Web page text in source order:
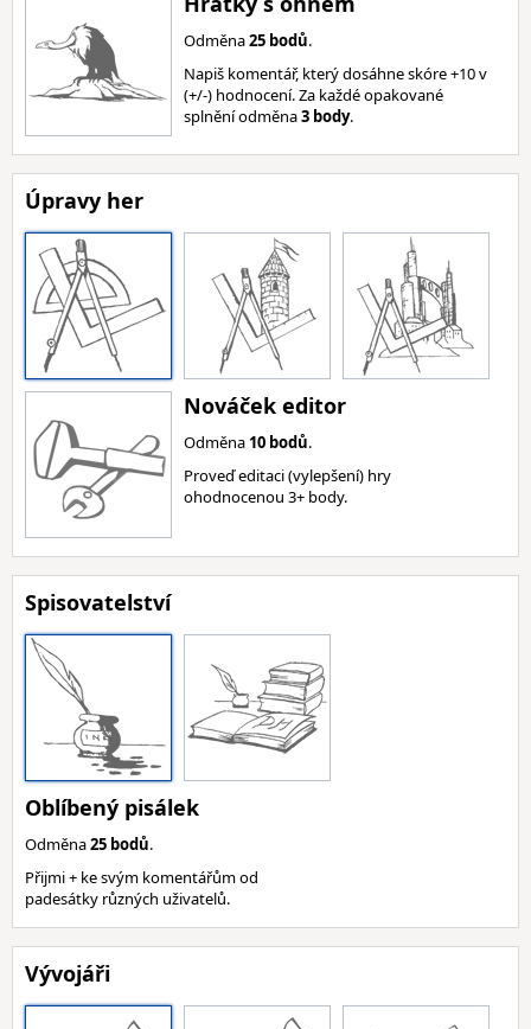
Odměna25 bodů.
Napiš komentář, který dosáhne skóre +10 v
(+/-) hodnocení. Za každé opakované
splnění odměna3 body.
Úpravy her
Nováček editor
Odměna 10 bodů.
Proveď editaci (vylepšení) hry
ohodnocenou 3+ body.
Spisovatelství
Oblíbený pisálek
Odměna25 bodů.
Přijmi + ke svým komentářům od
padesátky různých uživatelů.
Vývojáři